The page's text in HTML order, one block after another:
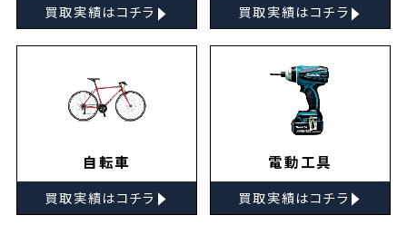
買取実績はコチラ ▸ 買取実績はコチラ ▸
自転車
買取実績はコチラ ▸
電動工具
買取実績はコチラ ▸